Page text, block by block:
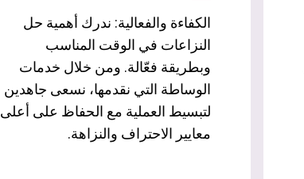
الكفاءة والفعالية: ندرك أهمية حل
النزاعات في الوقت المناسب
وبطريقة فعّالة. ومن خلال خدمات
الوساطة التي نقدمها، نسعى جاهدين
لتبسيط العملية مع الحفاظ على أعلى
معايير الاحتراف والنزاهة.